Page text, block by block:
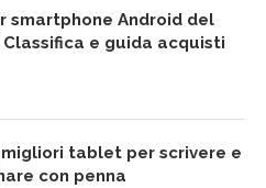
smartphone Android del
Classifica e guida acquisti
migliori tablet per scrivere e
con penna